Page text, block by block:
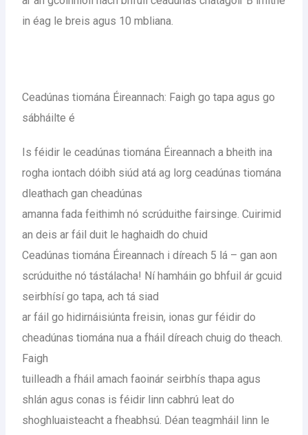
in éag le breis agus 10 mbliana.
Ceadúnas tiomána Éireannach: Faigh go tapa agus go
sábháilte é
Is féidir le ceadúnas tiomána Éireannach a bheith ina
rogha iontach dóibh siúd atá ag lorg ceadúnas tiomána
dleathach gan cheadúnas
amanna fada feithimh nó scrúduithe fairsinge. Cuirimid
an deis ar fáil duit le haghaidh do chuid
Ceadúnas tiomána Éireannach i díreach 5 lá – gan aon
scrúduithe nó tástálacha! Ní hamháin go bhfuil ár gcuid
seirbhísí go tapa, ach tá siad
ar fáil go hidirnáisiúnta freisin, ionas gur féidir do
cheadúnas tiomána nua a fháil díreach chuig do theach.
Faigh
tuilleadh a fháil amach faoinár seirbhís thapa agus
shlán agus conas is féidir linn cabhrú leat do
shoghluaisteacht a fheabhsú. Déan teagmháil linn le